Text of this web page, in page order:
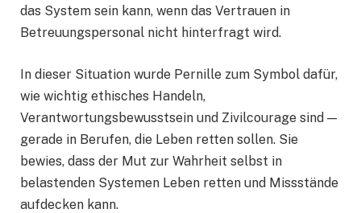
das System sein kann, wenn das Vertrauen in
Betreuungspersonal nicht hinterfragt wird.
In dieser Situation wurde Pernille zum Symbol dafür,
wie wichtig ethisches Handeln,
Verantwortungsbewusstsein und Zivilcourage sind —
gerade in Berufen, die Leben retten sollen. Sie
bewies, dass der Mut zur Wahrheit selbst in
belastenden Systemen Leben retten und Missstände
aufdecken kann.